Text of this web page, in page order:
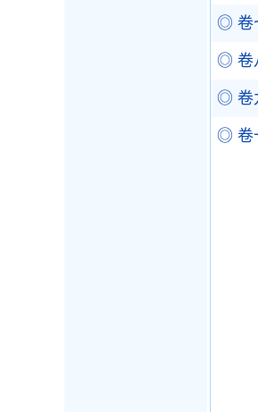
◎ 卷
◎ 卷
◎ 卷
◎ 卷